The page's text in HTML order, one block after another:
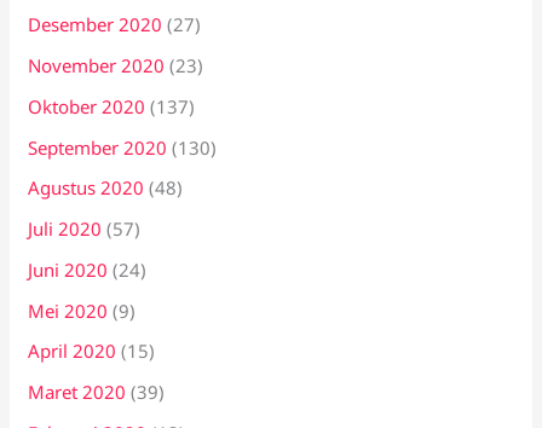
Desember 2020 (27)
November 2020 (23)
Oktober 2020 (137)
September 2020 (130)
Agustus 2020 (48)
Juli 2020 (57)
Juni 2020 (24)
Mei 2020 (9)
April 2020 (15)
Maret 2020 (39)